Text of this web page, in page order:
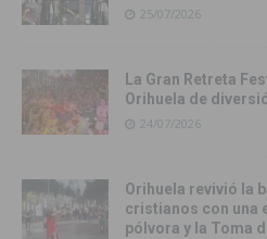
25/07/2026
La Gran Retreta
Orihuela de
24/07/2026
Orihuela revivió la
cristianos con una
pólvora y la Toma